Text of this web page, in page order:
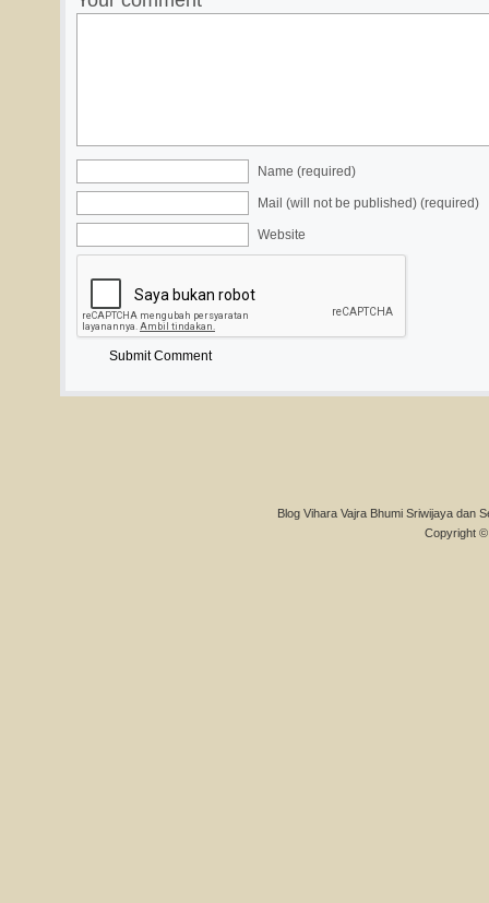
Name (required)
Mail (will not be published) (required)
Website
Blog Vihara Vajra Bhumi Sriwijaya dan
Copyright ©